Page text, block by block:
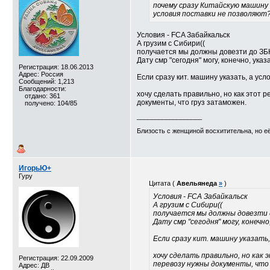
Регистрация: 18.06.2013
Адрес: Россия
Сообщений: 1,213
Благодарности:
отдано: 361
получено: 104/85
почему сразу Китайскую машину
условия поставки не
Условия - FCA Забайкальск
А грузим с Сибири((
получается мы должны довезти до
Дату смр "сегодня" могу, конечно,
Если сразу кит. машину указать, а
хочу сделать правильно, но как этот
документы, что груз затаможен.
Близость с женщиной восхитительна, но
ИгорьЮ+
Гуру
Регистрация: 22.09.2009
Адрес: ДВ
Цитата ( Авельянеда » )
Условия - FCA Забайкальск
А грузим с Сибири((
получается мы должны довезти
Дату смр "сегодня" могу,
Если сразу кит. машину
хочу сделать правильно, но
перевозу нужны документы,